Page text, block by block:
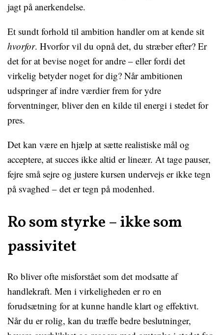
jagt på anerkendelse.
Et sundt forhold til ambition handler om at kende sit
hvorfor. Hvorfor vil du opnå det, du stræber efter? Er
det for at bevise noget for andre – eller fordi det
virkelig betyder noget for dig? Når ambitionen
udspringer af indre værdier frem for ydre
forventninger, bliver den en kilde til energi i stedet for
pres.
Det kan være en hjælp at sætte realistiske mål og
acceptere, at succes ikke altid er lineær. At tage pauser,
fejre små sejre og justere kursen undervejs er ikke tegn
på svaghed – det er tegn på modenhed.
Ro som styrke – ikke som
passivitet
Ro bliver ofte misforstået som det modsatte af
handlekraft. Men i virkeligheden er ro en
forudsætning for at kunne handle klart og effektivt.
Når du er rolig, kan du træffe bedre beslutninger,